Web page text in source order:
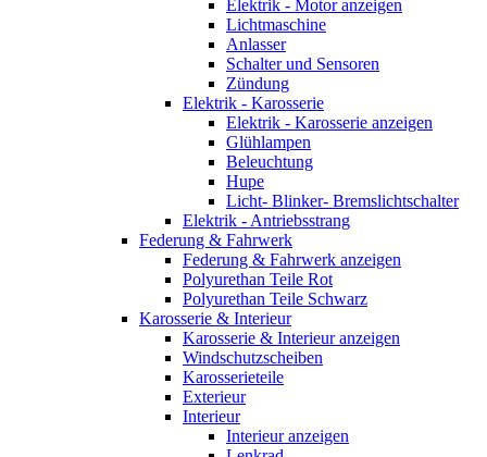
Elektrik - Motor anzeigen
Lichtmaschine
Anlasser
Schalter und Sensoren
Zündung
Elektrik - Karosserie
Elektrik - Karosserie anzeigen
Glühlampen
Beleuchtung
Hupe
Licht- Blinker- Bremslichtschalter
Elektrik - Antriebsstrang
Federung & Fahrwerk
Federung & Fahrwerk anzeigen
Polyurethan Teile Rot
Polyurethan Teile Schwarz
Karosserie & Interieur
Karosserie & Interieur anzeigen
Windschutzscheiben
Karosserieteile
Exterieur
Interieur
Interieur anzeigen